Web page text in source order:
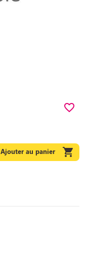
favorite_border
Ajouter au panier 